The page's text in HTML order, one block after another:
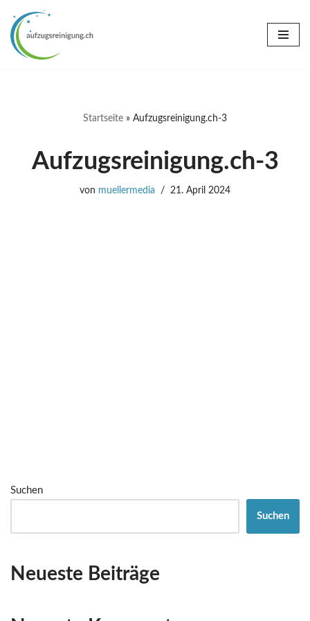
Zum
Inhalt
Startseite » Aufzugsreinigung.ch-3
Aufzugsreinigung.ch-3
von muellermedia 21. April 2024
Suchen
Suchen
Neueste Beiträge